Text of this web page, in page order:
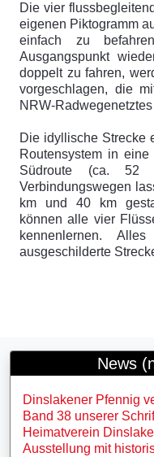
Die vier
eigenen Piktogramm
einfach zu
Ausgangspunkt
doppelt zu fahren,
vorgeschlagen, die
NRW-
Die idyllische Strecke
Routensystem in
Südroute (ca. 52
Verbindungswegen
km und 40 km
können alle vier
kennenlernen.
ausgeschilderte
News
Dinslakener Pfennig
Band 38 unserer
Heimatverein
Ausstellung mit